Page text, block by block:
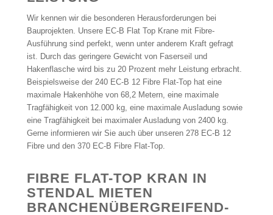
Wir kennen wir die besonderen Herausforderungen bei
Bauprojekten. Unsere EC-B Flat Top Krane mit Fibre-
Ausführung sind perfekt, wenn unter anderem Kraft gefragt
ist. Durch das geringere Gewicht von Faserseil und
Hakenflasche wird bis zu 20 Prozent mehr Leistung erbracht.
Beispielsweise der 240 EC-B 12 Fibre Flat-Top hat eine
maximale Hakenhöhe von 68,2 Metern, eine maximale
Tragfähigkeit von 12.000 kg, eine maximale Ausladung sowie
eine Tragfähigkeit bei maximaler Ausladung von 2400 kg.
Gerne informieren wir Sie auch über unseren 278 EC-B 12
Fibre und den 370 EC-B Fibre Flat-Top.
FIBRE FLAT-TOP KRAN IN
STENDAL MIETEN
BRANCHENÜBERGREIFEND-